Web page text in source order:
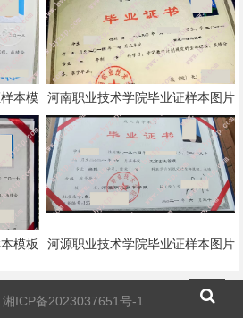
本模
河南职业技术学院毕业证样本图片
模板 河源职业技术学院毕业证样本图片
湘ICP备2023037651号-1